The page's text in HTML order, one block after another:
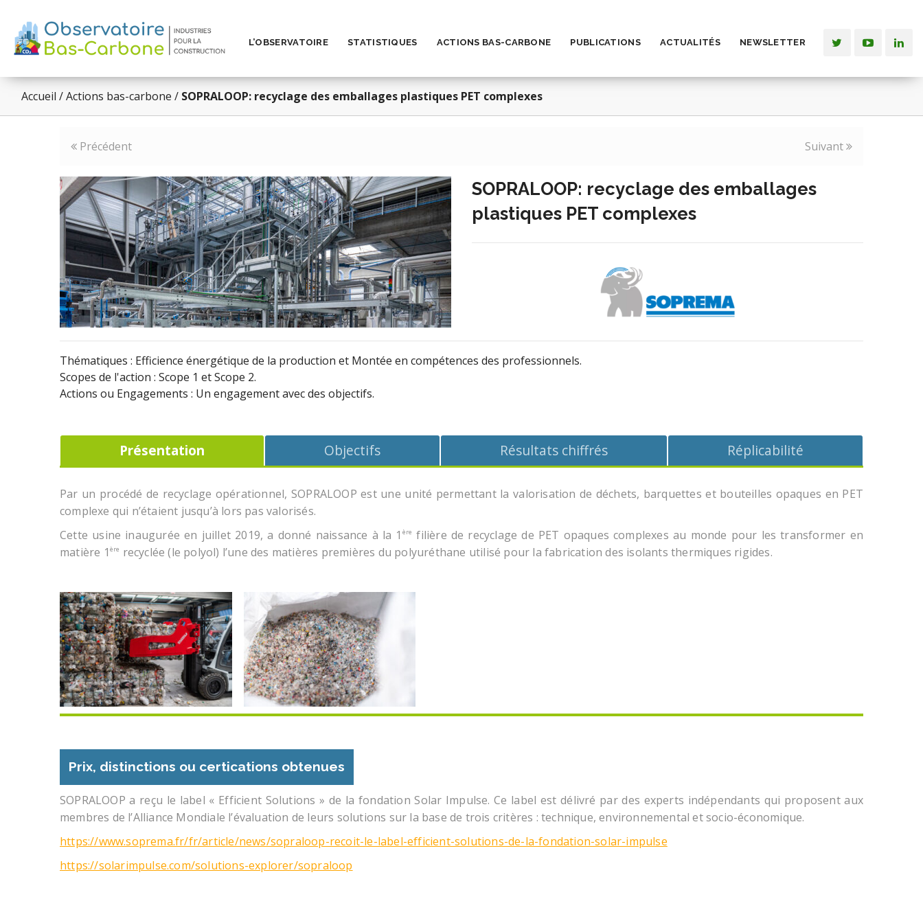
L’OBSERVATOIRE STATISTIQUES ACTIONS BAS-CARBONE PUBLICATIONS ACTUALITÉS NEWSLETTER
Accueil /Actions bas-carbone / SOPRALOOP: recyclage des emballages plastiques PET complexes
Précédent Suivant
SOPRALOOP: recyclage des emballages
plastiques PET complexes
Thématiques : Efficience énergétique de la production et Montée en compétences des professionnels.
Scopes de l'action : Scope 1 etScope 2.
Actions ou Engagements : Un engagement avec des objectifs.
Présentation Objectifs Résultats chiffrés Réplicabilité
Par un procédé de recyclage opérationnel, SOPRALOOP est une unité permettant la valorisation de déchets, barquettes et bouteilles opaques en PET
complexe qui n’étaient jusqu’à lors pas valorisés.
Cette usine inaugurée en juillet 2019, a donné naissance à la 1 ère filière de recyclage de PET opaques complexes au monde pour les transformer en
matière 1 ère recyclée (le polyol) l’une des matières premières du polyuréthane utilisé pour la fabrication des isolants thermiques rigides.
Prix, distinctions ou certications obtenues
SOPRALOOP a reçu le label « Efficient Solutions » de la fondation Solar Impulse. Ce label est délivré par des experts indépendants qui proposent aux
membres de l’Alliance Mondiale l’évaluation de leurs solutions sur la base de trois critères : technique, environnemental et socio-économique.
https://www.soprema.fr/fr/article/news/sopraloop-recoit-le-label-efficient-solutions-de-la-fondation-solar-impulse
https://solarimpulse.com/solutions-explorer/sopraloop